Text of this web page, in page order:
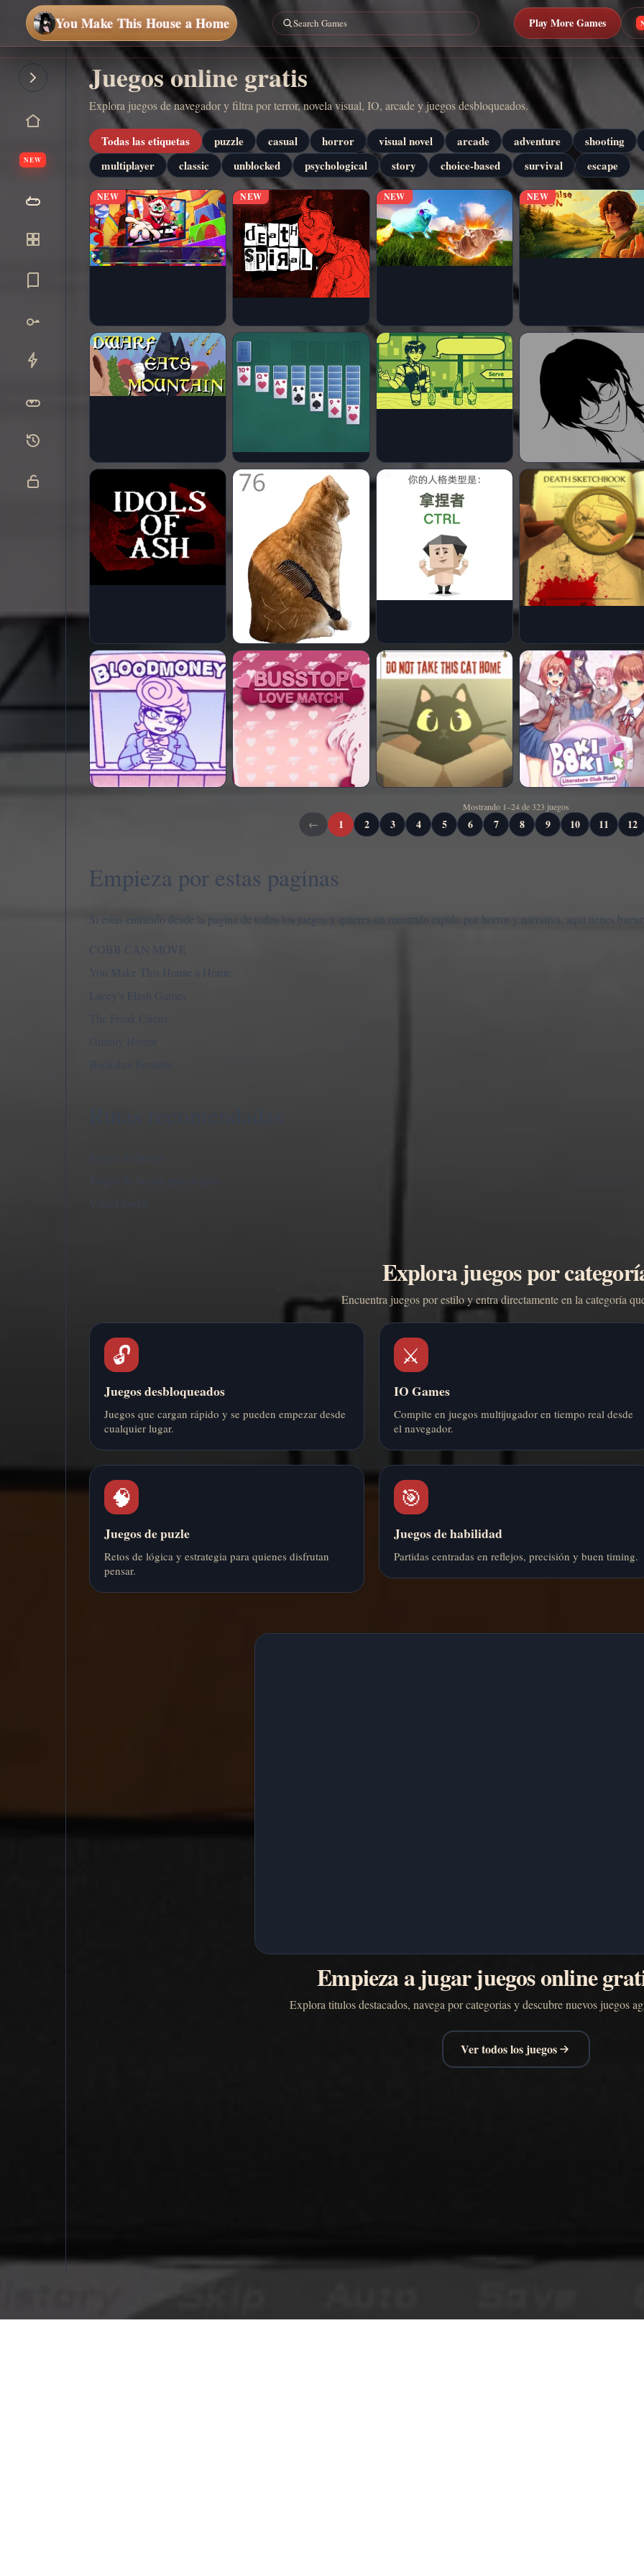
You Make This House a Home Play More Games
NEW
Juegos online gratis
Explora juegos de navegador y filtra por terror, novela visual, IO, arcade y juegos desbloqueados.
Todas las etiquetas puzzle casual horror visual novel arcade adventure
shooting
multiplayer
classic unblocked psychological story choice-based survival escape
NEW NEW NEW NEW
Mostrando 1–24 de 323 juegos
← 1 2 3 4 5 6 7 8 9 10 11 12
Empieza por estas paginas
Si estas entrando desde la pagina de todos los juegos y quieres un recorrido rapido por horror y narrativa, aqui tienes
COBB CAN MOVE
You Make This House a Home
Lacey’s Flash Games
Visual novels
Explora juegos por
Encuentra juegos por estilo y entra directamente en la categoría
🔓
Juegos desbloqueados
Juegos que cargan rápido y se pueden empezar desde
cualquier lugar.
⚔️
IO Games
Compite en juegos multijugador en tiempo real desde
el navegador.
🧠
Juegos de puzle
Retos de lógica y estrategia para quienes disfrutan
pensar.
🎯
Juegos de habilidad
Partidas centradas en reflejos, precisión y buen timing.
Empieza a jugar juegos online
Explora titulos destacados, navega por categorias y descubre nuevos juegos
Ver todos los juegos